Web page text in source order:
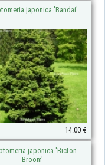
japonica 'Bandai'
14.00 €
japonica 'Bicton
Broom'